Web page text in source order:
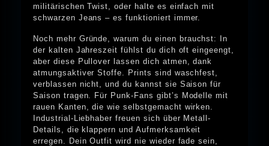
militärischen Twist, oder halte es einfach mit
schwarzen Jeans – es funktioniert immer.
Noch mehr Gründe, warum du einen brauchst: In
der kalten Jahreszeit fühlst du dich oft eingeengt,
aber diese Pullover lassen dich atmen, dank
atmungsaktiver Stoffe. Prints sind waschfest,
verblassen nicht, und du kannst sie Saison für
Saison tragen. Für Punk-Fans gibt’s Modelle mit
rauen Kanten, die wie selbstgemacht wirken.
Industrial-Liebhaber freuen sich über Metall-
Details, die klappern und Aufmerksamkeit
erregen. Dein Outfit wird nie wieder fade sein,